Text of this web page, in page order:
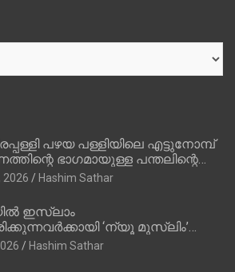
പഴയ പള്ളിയിലെ എട്ടുനോമ്പ്
ഭാഗമായുള്ള പന്തലിന്റെ
കർമ്മം ആർച്ച് പ്രീസ്റ്റ് വെരി.
കുര്യൻ താമരശ്ശേരി നിർവഹിക്കുന്നു.
2026 Hashim Sathar
ഇസ്‌ലാം
‘ന്യൂ മുസ്ലിം’
കാര്‍ഡ് സേവനം ആരംഭിച്ചു
Hashim Sathar